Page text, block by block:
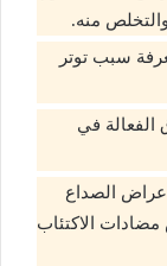
منه.
سبب توتر
الفعالة في
الصداع
مضادات الاكتئاب